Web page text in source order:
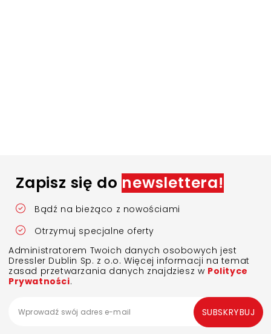
Zapisz się do newslettera!
Bądź na bieżąco z nowościami
Otrzymuj specjalne oferty
Administratorem Twoich danych osobowych jest
Dressler Dublin Sp. z o.o. Więcej informacji na temat
zasad przetwarzania danych znajdziesz w Polityce
Prywatności.
SUBSKRYBUJ